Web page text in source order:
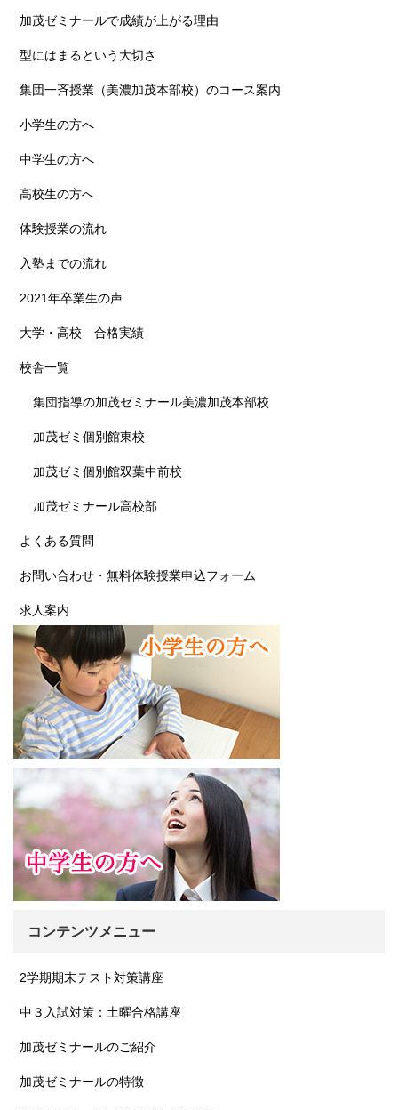
加茂ゼミナールで成績が上がる理由
型にはまるという大切さ
集団一斉授業（美濃加茂本部校）のコース案内
小学生の方へ
中学生の方へ
高校生の方へ
体験授業の流れ
入塾までの流れ
2021年卒業生の声
大学・高校 合格実績
校舎一覧
集団指導の加茂ゼミナール美濃加茂本部校
加茂ゼミ個別館東校
加茂ゼミ個別館双葉中前校
加茂ゼミナール高校部
よくある質問
お問い合わせ・無料体験授業申込フォーム
求人案内
コンテンツメニュー
2学期期末テスト対策講座
中３入試対策：土曜合格講座
加茂ゼミナールのご紹介
加茂ゼミナールの特徴